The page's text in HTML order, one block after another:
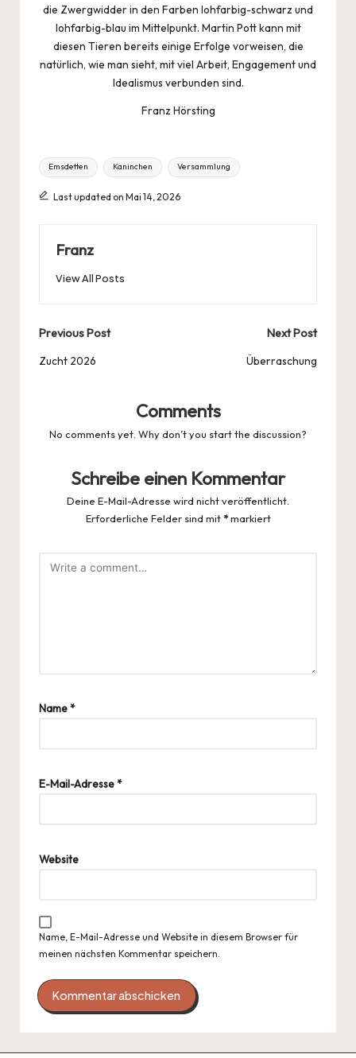
die Zwergwidder in den Farben lohfarbig-schwarz und
lohfarbig-blau im Mittelpunkt. Martin Pott kann mit
diesen Tieren bereits einige Erfolge vorweisen, die
natürlich, wie man sieht, mit viel Arbeit, Engagement und
Idealismus verbunden sind.
Franz Hörsting
Tags:
Emsdetten Kaninchen Versammlung
Last updated on Mai 14, 2026
Franz
View All Posts
Post
navigation
Previous Post
Zucht 2026
Next Post
Überraschung
Comments
No comments yet. Why don’t you start the discussion?
Schreibe einen Kommentar
Deine E-Mail-Adresse wird nicht veröffentlicht.
Erforderliche Felder sind mit*markiert
Name*
E-Mail-Adresse*
Website
Name, E-Mail-Adresse und Website in diesem Browser für
meinen nächsten Kommentar speichern.